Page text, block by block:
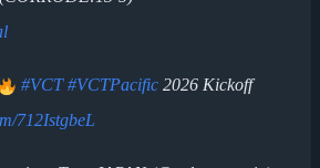
#VCT #VCTPacific2026 Kickoff
712IstgbeL